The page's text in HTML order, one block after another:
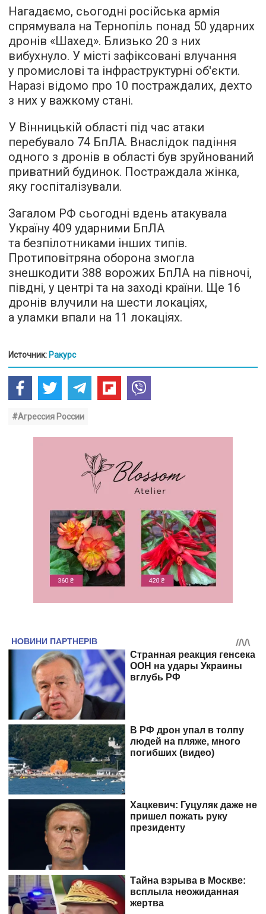
Нагадаємо, сьогодні російська армія
спрямувала на Тернопіль понад 50 ударних
дронів «Шахед». Близько 20 з них
вибухнуло. У місті зафіксовані влучання
у промислові та інфраструктурні об'єкти.
Наразі відомо про 10 постраждалих, дехто
з них у важкому стані.
У Вінницькій області під час атаки
перебувало 74 БпЛА. Внаслідок падіння
одного з дронів в області був зруйнований
приватний будинок. Постраждала жінка,
яку госпіталізували.
Загалом РФ сьогодні вдень атакувала
Україну 409 ударними БпЛА
та безпілотниками інших типів.
Протиповітряна оборона змогла
знешкодити 388 ворожих БпЛА на півночі,
півдні, у центрі та на заході країни. Ще 16
дронів влучили на шести локаціях,
а уламки впали на 11 локаціях.
Источник: Ракурс
#Агрессия России